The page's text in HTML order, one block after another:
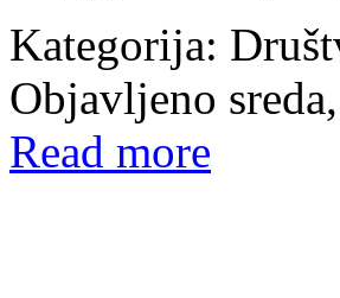
Kategorija:
Objavljeno
Read more